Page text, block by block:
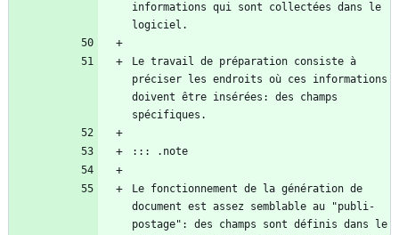
informations qui sont collectées dans le
Le travail de préparation consiste à
préciser les endroits où ces informations
doivent être insérées: des champs
Le fonctionnement de la génération de
document est assez semblable au "publi-
postage": des champs sont définis dans le